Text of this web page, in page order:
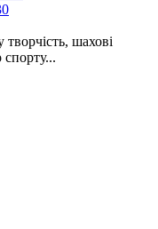
шахові
спорту...